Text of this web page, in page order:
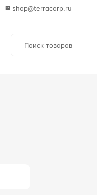
shop@terracorp.ru